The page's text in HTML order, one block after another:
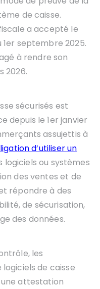
de caisse.
a accepté le
septembre 2025.
à rendre son
2026.
sécurisés est
depuis le 1er janvier
assujettis à
d’utiliser un
logiciels ou systèmes
des ventes et de
répondre à des
de sécurisation,
des données.
les
de caisse
attestation